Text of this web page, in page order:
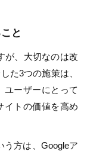
と
が、大切なのは改
た3つの施策は、
ユーザーにとって
イトの価値を高め
う方は、Googleア